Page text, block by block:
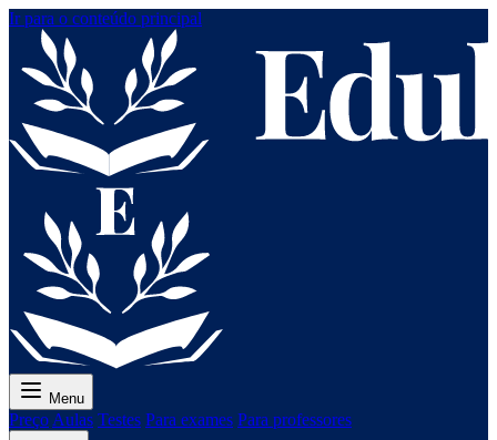
Ir para o conteúdo principal
Menu
Preço Aulas Testes Para exames Para professores